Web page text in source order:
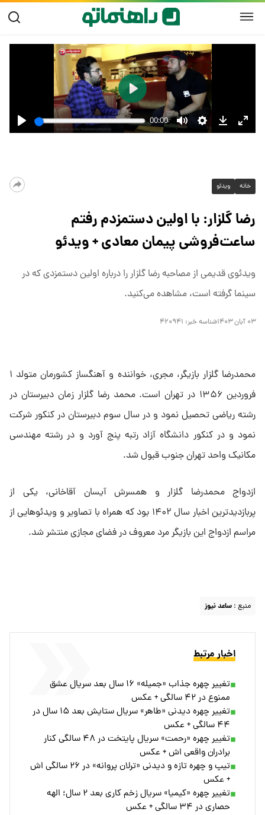
خانه ویدئو
رضا گلزار: با اولین دستمزدم رفتم
ساعت‌فروشی پیمان معادی + ویدئو
ویدئوی قدیمی از مصاحبه رضا گلزار را درباره اولین دستمزدی که در
سینما گرفته است، مشاهده می‌کنید.
۰۳ آبان ۱۴۰۳ شناسه خبر: ۴۲۰۹۴۱
محمدرضا گلزار بازیگر، مجری، خواننده و آهنگساز کشورمان متولد ۱
فروردین ۱۳۵۶ در تهران است. محمد رضا گلزار زمان دبیرستان در
رشته ریاضی تحصیل نمود و در سال سوم دبیرستان در کنکور شرکت
نمود و در کنکور دانشگاه آزاد رتبه پنج آورد و در رشته مهندسی
مکانیک واحد تهران جنوب قبول شد.
ازدواج محمدرضا گلزار و همسرش آیسان آقاخانی، یکی از
پربازدیدترین اخبار سال ۱۴۰۲ بود که همراه با تصاویر و ویدئو‌هایی از
مراسم ازدواج این بازیگر مرد معروف در فضای مجازی منتشر شد.
منبع : ساعد نیوز
اخبار مرتبط
تغییر چهره جذاب «جمیله» ۱۶ سال بعد سریال عشق
ممنوع در ۴۲ سالگی + عکس
تغییر چهره دیدنی «طاهر» سریال ستایش بعد ۱۵ سال در
۴۴ سالگی + عکس
تغییر چهره «رحمت» سریال پایتخت در ۴۸ سالگی کنار
برادران واقعی اش + عکس
تیپ و چهره تازه و دیدنی «ترلان پروانه» در ۲۶ سالگی اش
+ عکس
تغییر چهره «کیمیا» سریال زخم کاری بعد ۲ سال؛ الهه
حصاری در ۳۴ سالگی + عکس